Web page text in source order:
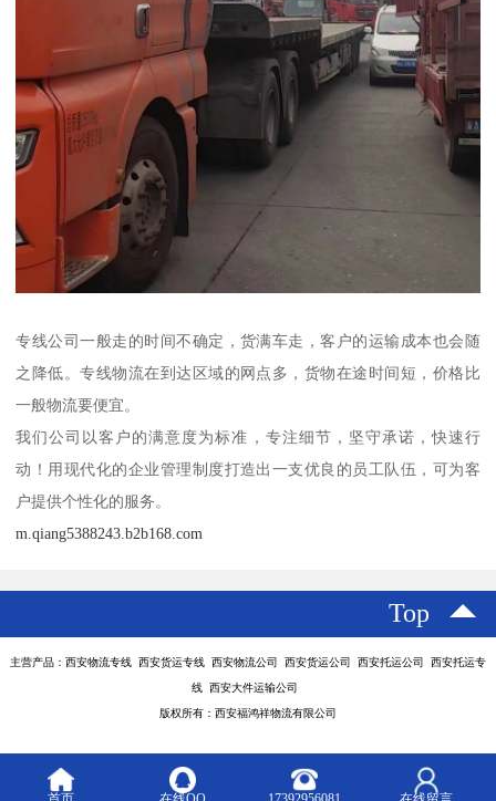
专线公司一般走的时间不确定，货满车走，客户的运输成本也会随
之降低。专线物流在到达区域的网点多，货物在途时间短，价格比
一般物流要便宜。
我们公司以客户的满意度为标准，专注细节，坚守承诺，快速行
动！用现代化的企业管理制度打造出一支优良的员工队伍，可为客
户提供个性化的服务。
m.qiang5388243.b2b168.com
Top
主营产品：西安物流专线 西安货运专线 西安物流公司 西安货运公司 西安托运公司 西安托运专
线 西安大件运输公司
版权所有：西安福鸿祥物流有限公司